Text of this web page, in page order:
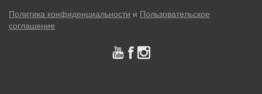
Политика конфиденциальности и Пользовательское
соглашение